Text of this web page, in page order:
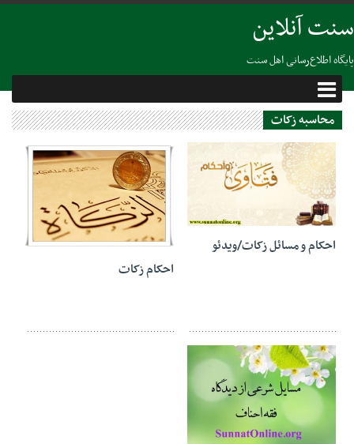
سنت آنلاین
پایگاه اطلاع‌رسانی اهل سنت
محاسبه زکات
28 آوریل 2022
احکام و مسائل زکات/ویدئو 10 آوریل 2022
احکام زکات